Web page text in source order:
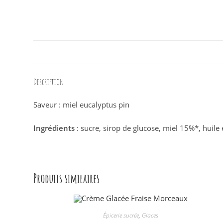
Description
Saveur : miel eucalyptus pin
Ingrédients : sucre, sirop de glucose, miel 15%*,
Produits similaires
Épicerie sucrée, Glaces